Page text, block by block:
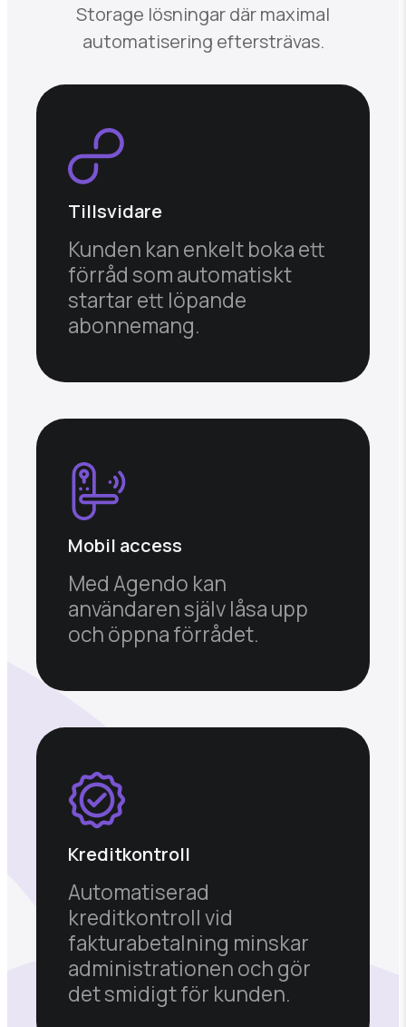
Storage lösningar där maximal
automatisering eftersträvas.
Tillsvidare
Kunden kan enkelt boka ett
förråd som automatiskt
startar ett löpande
abonnemang.
Mobil access
Med Agendo kan
användaren själv låsa upp
och öppna förrådet.
Kreditkontroll
Automatiserad
kreditkontroll vid
fakturabetalning minskar
administrationen och gör
det smidigt för kunden.